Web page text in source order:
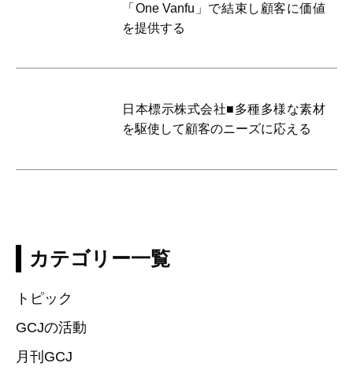
「One Vanfu」で結束し顧客に価値
を提供する
日本標示株式会社■多種多様な素材
を駆使して顧客のニーズに応える
カテゴリー一覧
トピック
GCJの活動
月刊GCJ